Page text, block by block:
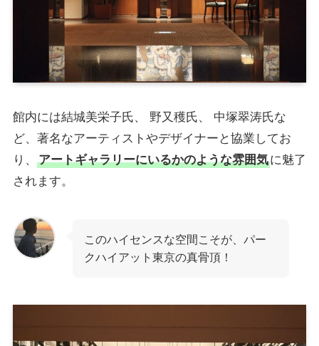
館内には結城美栄子氏、 野又穫氏、 中塚翠涛氏な
ど、著名なアーティストやデザイナーと協業してお
り、
アートギャラリーにいるかのような雰囲気に魅了
されます。
このハイセンスな空間こそが、パー
クハイアット東京の真骨頂！